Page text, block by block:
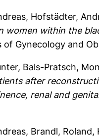
, Hofstädter,
women within the
of Gynecology and
, Bals-Pratsch,
after
renal and
, Brandl, Roland,